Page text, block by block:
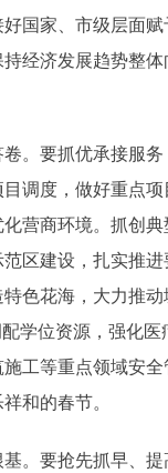
国家、市级层面
经济发展趋势整
。要抓优承接服务
调度，做好重点
营商环境。抓创典
区建设，扎实推
色花海，大力推
学位资源，强化医
工等重点领域安
和的春节。
。要抢先抓早、提